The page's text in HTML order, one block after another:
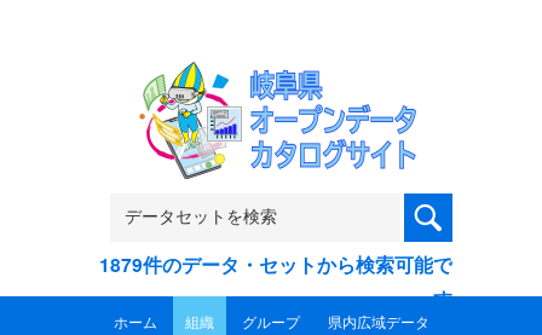
1879件のデータ・セットから検索可能で
す
ホーム 組織 グループ 県内広域データ